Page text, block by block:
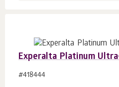
Experalta Platinum
#418444